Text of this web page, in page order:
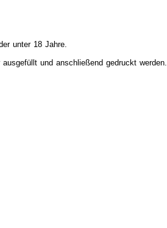
unter 18 Jahre.
und anschließend gedruckt werden.